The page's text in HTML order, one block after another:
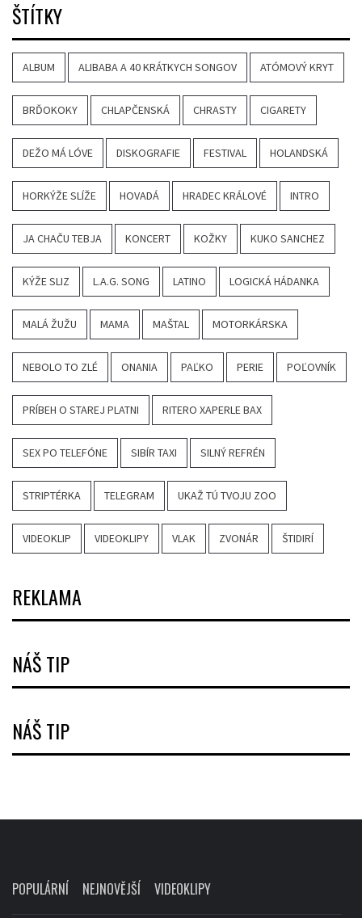
ŠTÍTKY
ALBUM ALIBABA A 40 KRÁTKYCH SONGOV ATÓMOVÝ KRYT
BRĎOKOKY CHLAPČENSKÁ CHRASTY CIGARETY
DEŽO MÁ LÓVE DISKOGRAFIE FESTIVAL HOLANDSKÁ
HORKÝŽE SLÍŽE HOVADÁ HRADEC KRÁLOVÉ INTRO
JA CHAČU TEBJA KONCERT KOŽKY KUKO SANCHEZ
KÝŽE SLIZ L.A.G. SONG LATINO LOGICKÁ HÁDANKA
MALÁ ŽUŽU MAMA MAŠTAL MOTORKÁRSKA
NEBOLO TO ZLÉ ONANIA PAĽKO PERIE POĽOVNÍK
PRÍBEH O STAREJ PLATNI RITERO XAPERLE BAX
SEX PO TELEFÓNE SIBÍR TAXI SILNÝ REFRÉN
STRIPTÉRKA TELEGRAM UKAŽ TÚ TVOJU ZOO
VIDEOKLIP VIDEOKLIPY VLAK ZVONÁR ŠTIDIRÍ
REKLAMA
NÁŠ TIP
NÁŠ TIP
POPULÁRNÍ NEJNOVĚJŠÍ VIDEOKLIPY